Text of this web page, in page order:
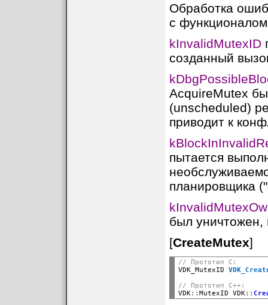
Обработка
с
kInvalidMutexID
созданный
AcquireMutex
(unscheduled)
приводит к
пытается
планировщика
был уничтожен,
[CreateMutex]
// Прототип C:
VDK_MutexID
// Прототип C++:
VDK::MutexID VDK::